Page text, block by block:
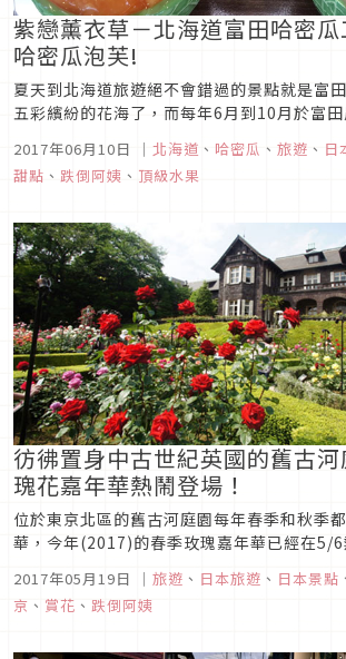
紫戀薰衣草－北海道富田哈密
哈密瓜泡芙!
夏天到北海道旅遊絕不會錯過的景點就是富
五彩繽紛的花海了，而每年6月到10月於富
店！
2017年06月10日 ｜ 北海道 、 哈密瓜 、 旅遊 、 日
甜點 、 跌倒阿姨 、 頂級水果
彷彿置身中古世紀英國的舊古
瑰花嘉年華熱鬧登場！
位於東京北區的舊古河庭園每年春季和秋季
華，今年(2017)的春季玫瑰嘉年華已經在5/
漫氣息。5/21晚上還有舉辦三場小型音樂會
民眾欣賞，沒有登記到導覽的人也不用失望，
2017年05月19日 ｜ 旅遊 、 日本旅遊 、 日本景點
京 、 賞花 、 跌倒阿姨